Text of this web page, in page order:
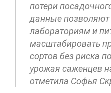
потери
данные позволяют
лабораториям и
масштабировать
сортов без риска
урожая саженцев
отметила Софья